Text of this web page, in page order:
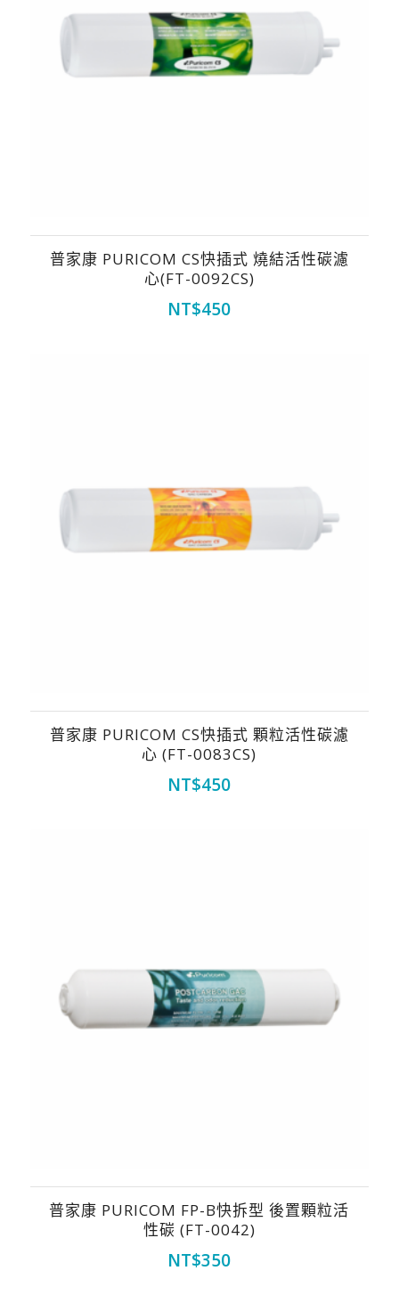
普家康 PURICOM CS快插式 燒結活性碳濾
心(FT-0092CS)
NT$450
普家康 PURICOM CS快插式 顆粒活性碳濾
心 (FT-0083CS)
NT$450
普家康 PURICOM FP-B快拆型 後置顆粒活
性碳 (FT-0042)
NT$350